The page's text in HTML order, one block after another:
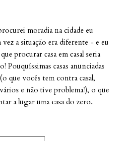
moradia na cidade eu
vez a situação era diferente - e eu
procurar casa em casal seria
Pouquíssimas casas anunciadas
que vocês tem contra casal,
e não tive problema!), o que
a lugar uma casa do zero.